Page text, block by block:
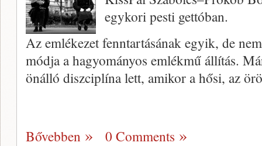
egykori pesti gettóban.
Az emlékezet fenntartásának egyik, de
módja a hagyományos emlékmű állítás.
önálló diszciplína lett, amikor a hősi, az
Bővebben 0 Comments